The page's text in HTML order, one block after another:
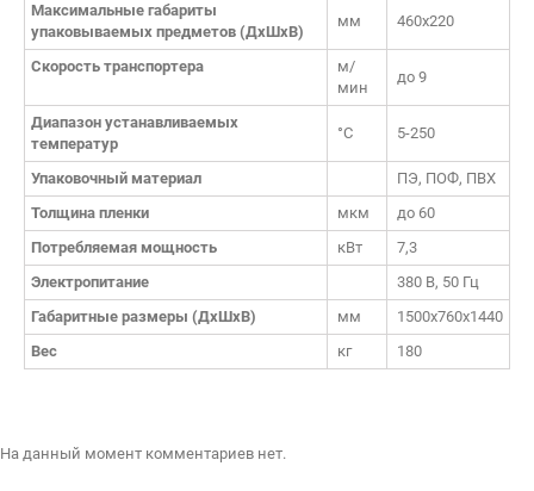
Максимальные габариты
упаковываемых предметов (ДхШхВ)
мм 460х220
Скорость транспортера
м/
мин
до 9
Диапазон устанавливаемых
температур
°С 5-250
Упаковочный материал
ПЭ, ПОФ, ПВХ
Толщина пленки
мкм
до 60
Потребляемая мощность
кВт
7,3
Электропитание
380 В, 50 Гц
Габаритные размеры (ДхШхВ)
мм
1500х760х1440
Вес
кг 180
На данный момент комментариев нет.